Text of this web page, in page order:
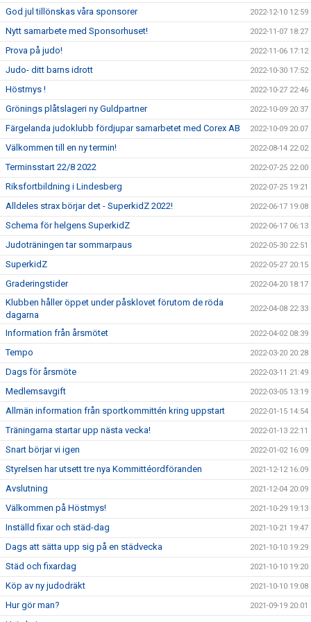
God jul tillönskas våra sponsorer 2022-12-10 12:59
Nytt samarbete med Sponsorhuset! 2022-11-07 18:27
Prova på judo! 2022-11-06 17:12
Judo- ditt barns idrott 2022-10-30 17:52
Höstmys ! 2022-10-27 22:46
Grönings plåtslageri ny Guldpartner 2022-10-09 20:37
Färgelanda judoklubb fördjupar samarbetet med Corex AB 2022-10-09 20:07
Välkommen till en ny termin! 2022-08-14 22:02
Terminsstart 22/8 2022 2022-07-25 22:00
Riksfortbildning i Lindesberg 2022-07-25 19:21
Alldeles strax börjar det - SuperkidZ 2022! 2022-06-17 19:08
Schema för helgens SuperkidZ 2022-06-17 06:13
Judoträningen tar sommarpaus 2022-05-30 22:51
SuperkidZ 2022-05-27 20:15
Graderingstider 2022-04-20 18:17
Klubben håller öppet under påsklovet förutom de röda
dagarna
2022-04-08 22:33
Information från årsmötet 2022-04-02 08:39
Tempo 2022-03-20 20:28
Dags för årsmöte 2022-03-11 21:49
Medlemsavgift 2022-03-05 13:19
Allmän information från sportkommittén kring uppstart 2022-01-15 14:54
Träningarna startar upp nästa vecka! 2022-01-13 22:11
Snart börjar vi igen 2022-01-02 16:09
Styrelsen har utsett tre nya Kommittéordföranden 2021-12-12 16:09
Avslutning 2021-12-04 20:09
Välkommen på Höstmys! 2021-10-29 19:13
Inställd fixar och städ-dag 2021-10-21 19:47
Dags att sätta upp sig på en städvecka 2021-10-10 19:29
Städ och fixardag 2021-10-10 19:20
Köp av ny judodräkt 2021-10-10 19:08
Hur gör man? 2021-09-19 20:01